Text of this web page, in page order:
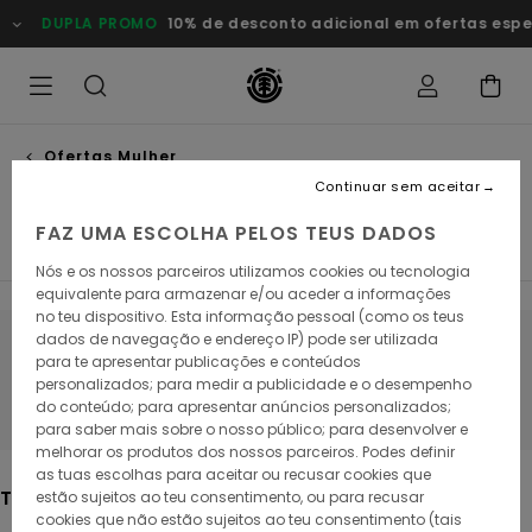
para
a
produtos
10% de desconto adicional em ofertas especiais Poupa
Ofertas Mulher
Fica atento/a, os produtos voltam em
breve
Também poderás gostar
FAZ UMA ESCOLHA PELOS TEUS DADOS
Nós e os nossos parceiros utilizamos cookies ou tecnologia
equivalente para armazenar e/ou aceder a informações
no teu dispositivo. Esta informação pessoal (como os teus
dados de navegação e endereço IP) pode ser utilizada
para te apresentar publicações e conteúdos
personalizados; para medir a publicidade e o desempenho
do conteúdo; para apresentar anúncios personalizados;
para saber mais sobre o nosso público; para desenvolver e
melhorar os produtos dos nossos parceiros. Podes definir
as tuas escolhas para aceitar ou recusar cookies que
estão sujeitos ao teu consentimento, ou para recusar
cookies que não estão sujeitos ao teu consentimento (tais
Continuar sem aceitar